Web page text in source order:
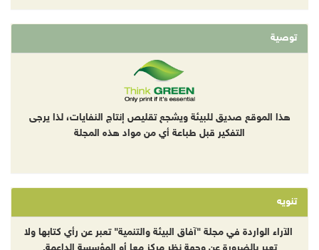
توصية
هذا الموقع صديق للبيئة ويشجع تقليص إنتاج النفايات، لذا يرجى
التفكير قبل طباعة أي من مواد هذه المجلة
تنويه
الآراء الواردة في مجلة "آفاق البيئة والتنمية" تعبر عن رأي كتابها ولا